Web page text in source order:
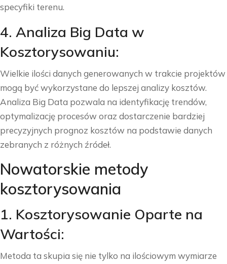
specyfiki terenu.
4. Analiza Big Data w
Kosztorysowaniu:
Wielkie ilości danych generowanych w trakcie projektów
mogą być wykorzystane do lepszej analizy kosztów.
Analiza Big Data pozwala na identyfikację trendów,
optymalizację procesów oraz dostarczenie bardziej
precyzyjnych prognoz kosztów na podstawie danych
zebranych z różnych źródeł.
Nowatorskie metody
kosztorysowania
1. Kosztorysowanie Oparte na
Wartości:
Metoda ta skupia się nie tylko na ilościowym wymiarze